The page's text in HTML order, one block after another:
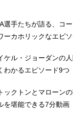
選手たちが語る、コ
ーカホリックなエピソ
ケル・ジョーダンの
わかるエピソード9つ
ックトンとマローン
を堪能できる7分動画